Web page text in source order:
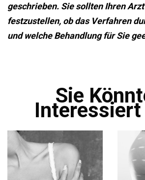
geschrieben. Sie sollten Ihren
festzustellen, ob das Verfahren
und welche Behandlung für Sie
Sie
Interessiert